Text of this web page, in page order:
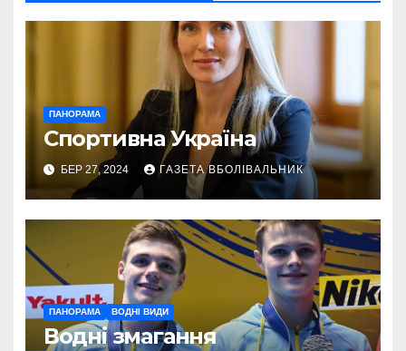
ПАНОРАМА
Спортивна Україна
БЕР 27, 2024 ГАЗЕТА ВБОЛІВАЛЬНИК
ПАНОРАМА ВОДНІ ВИДИ
Водні змагання